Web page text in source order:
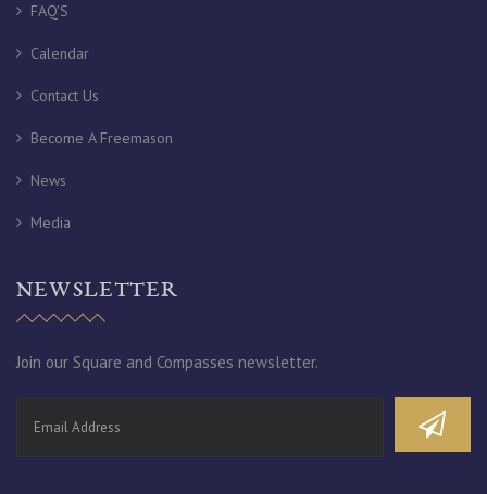
FAQ'S
Calendar
Contact Us
Become A Freemason
News
Media
NEWSLETTER
Join our Square and Compasses newsletter.